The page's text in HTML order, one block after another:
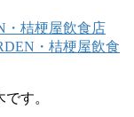
・桔梗屋飲食店
・桔梗屋飲食
す。